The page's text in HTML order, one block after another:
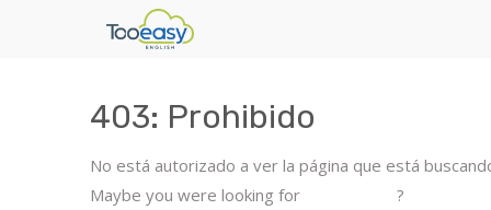
403: Prohibido
No está autorizado a ver la página que está
Maybe you were looking for
?